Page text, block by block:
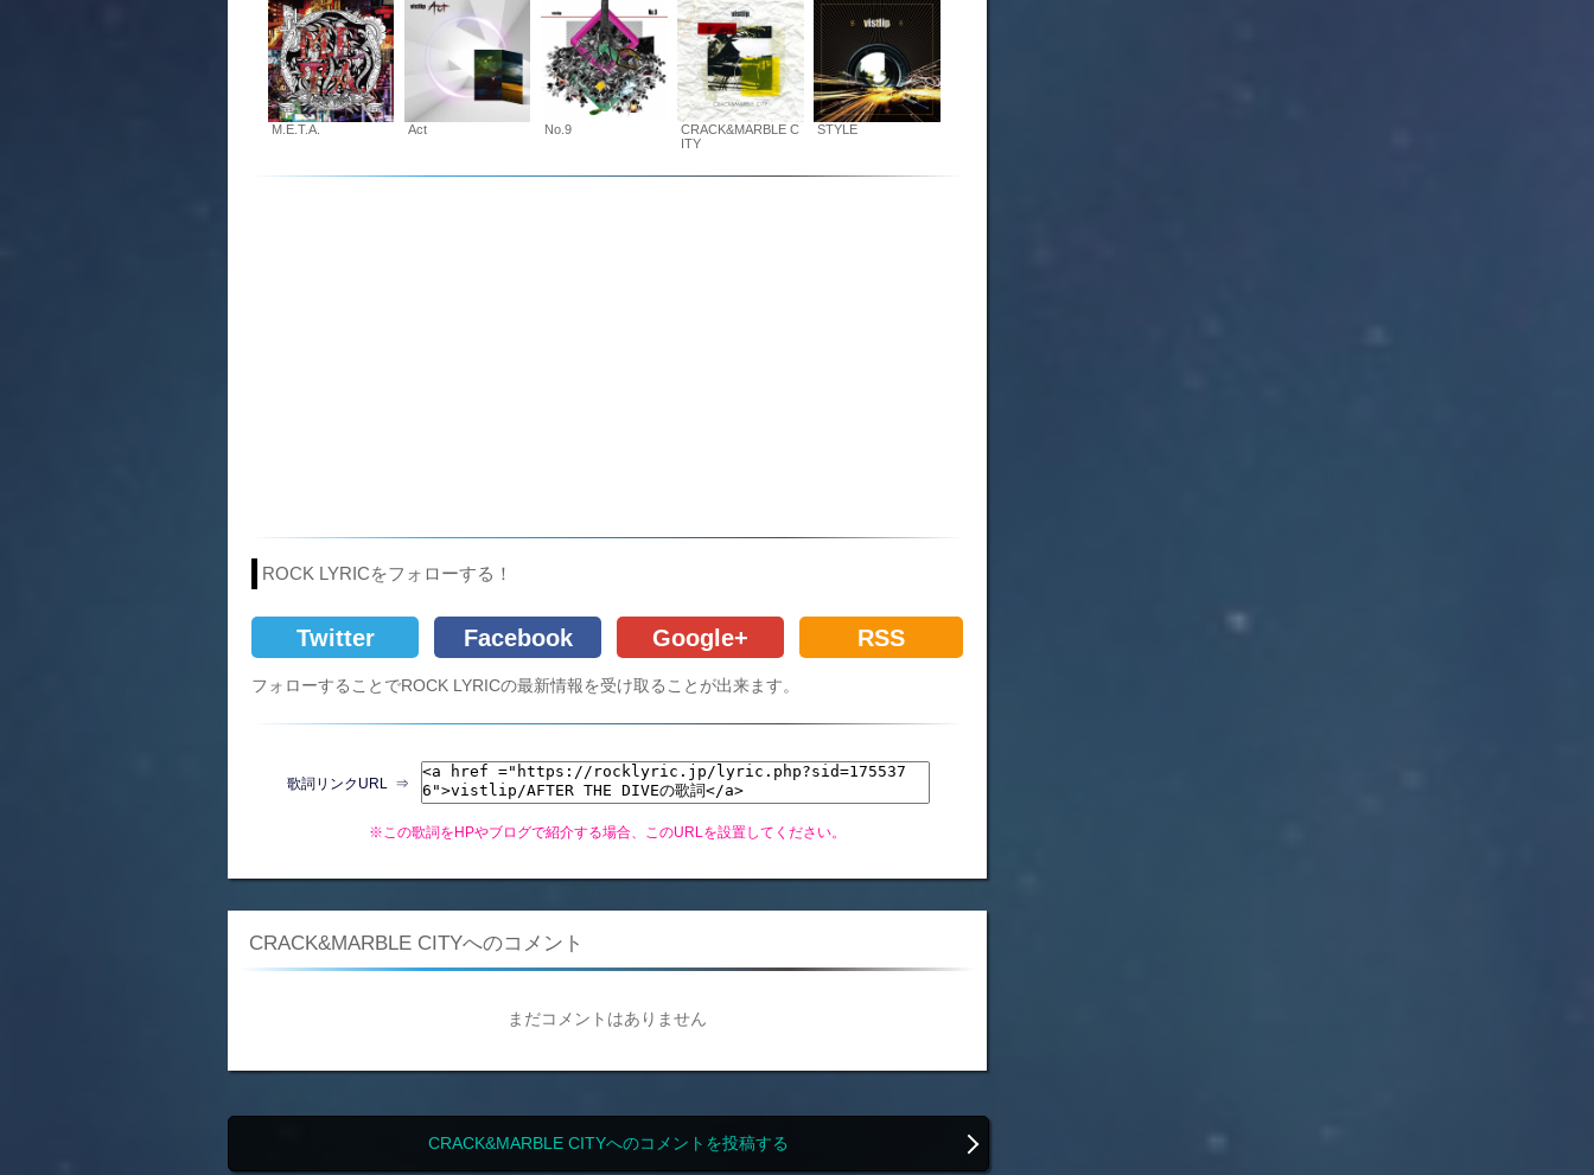
M.E.T.A. Act No.9
CRACK&MARBLE C
ITY
STYLE
ROCK LYRICをフォローする！
Twitter Facebook Google+ RSS
フォローすることでROCK LYRICの最新情報を受け取ることが出来ます。
歌詞リンクURL ⇒
※この歌詞をHPやブログで紹介する場合、このURLを設置してください。
CRACK&MARBLE CITYへのコメント
まだコメントはありません
CRACK&MARBLE CITYへのコメントを投稿する